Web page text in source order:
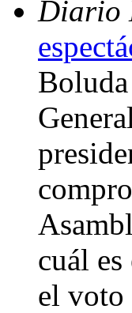
Diario
cuál
el